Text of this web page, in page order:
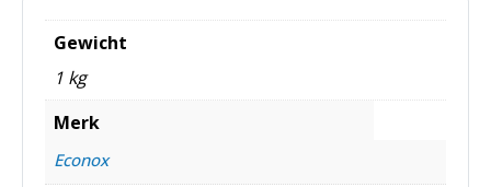
Gewicht
1 kg
Merk
Econox